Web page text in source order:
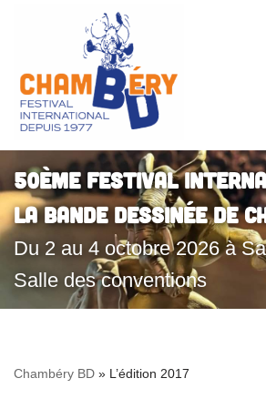
au
contenu
50ème Festival
la Bande Dessinée de
Du 2 au 4 octobre 2026 à
Salle des conventions
Chambéry BD » L’édition 2017